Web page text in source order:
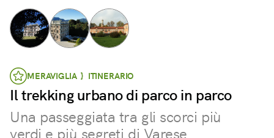
MERAVIGLIA } ITINERARIO
Il trekking urbano di parco in parco
Una passeggiata tra gli scorci più
verdi e più segreti di Varese